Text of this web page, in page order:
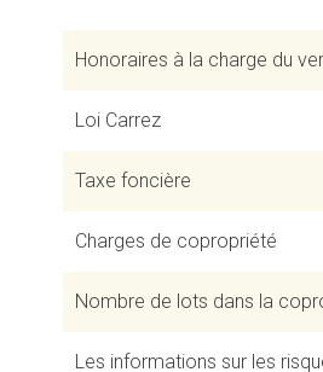
Honoraires à la charge du
Loi Carrez
Taxe foncière
Charges de copropriété
Nombre de lots dans la
Les informations sur les